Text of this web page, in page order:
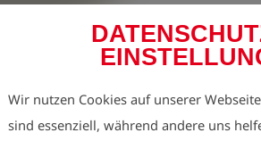
Wir nutzen Cookies auf unserer
sind essenziell, während andere uns